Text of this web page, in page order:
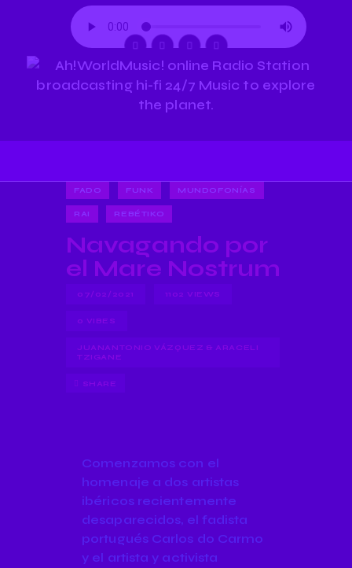
FADO FUNK MUNDOFONÍAS
RAI REBÉTIKO
Navagando por
el Mare Nostrum
07/02/2021 1102 VIEWS
0 VIBES
JUANANTONIO VÁZQUEZ & ARACELI
TZIGANE
SHARE
Comenzamos con el
homenaje a dos artistas
ibéricos recientemente
desaparecidos, el fadista
portugués Carlos do Carmo
y el artista y activista